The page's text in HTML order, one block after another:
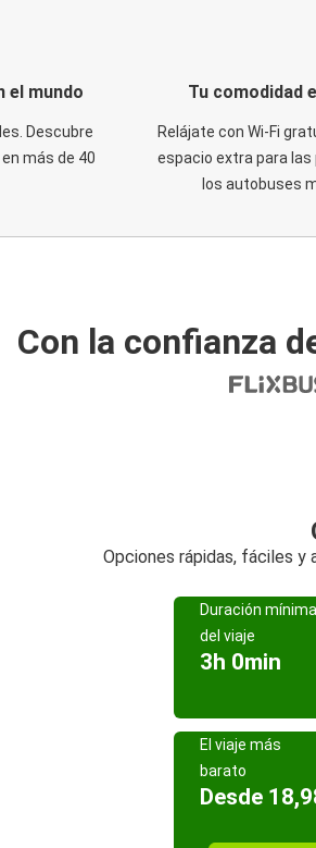
el mundo
Descubre
más de 40
Tu comodidad
Relájate con Wi-Fi
espacio extra para las
los autobuses
Con la confianza
Opciones rápidas, fáciles y
Duración mínima
del viaje
3h 0min
El viaje más
barato
Desde